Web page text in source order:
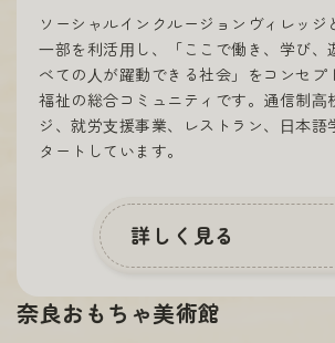
ソーシャルインクルージョンヴィレッジ
⼀部を利活⽤し、「ここで働き、学び、
べての⼈が躍動できる社会」をコンセプ
福祉の総合コミュニティです。通信制⾼
ジ、就労⽀援事業、レストラン、⽇本語
タートしています。
詳しく見る
奈良おもちゃ美術館